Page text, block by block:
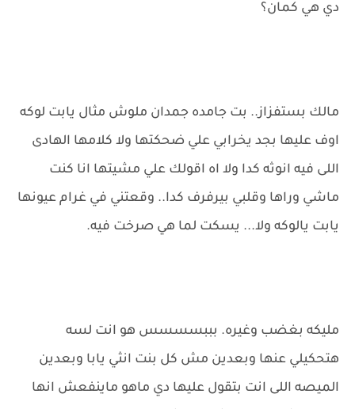
دي هي كمان؟
مالك بستفزاز.. بت جامده جمدان ملوش مثال يابت لوكه
اوف عليها بجد يخرابي علي ضحكتها ولا كلامها الهادى
اللى فيه انوثه كدا ولا اه اقولك علي مشيتها انا كنت
ماشي وراها وقلبي بيرفرف كدا.. وقعتني في غرام عيونها
يابت يالوكه ولا... يسكت لما هي صرخت فيه.
مليكه بغضب وغيره. بببسسسس هو انت لسه
هتحكيلي عنها وبعدين مش كل بنت انثي يابا وبعدين
الميصه اللى انت بتقول عليها دي ماهو ماينفعش انها